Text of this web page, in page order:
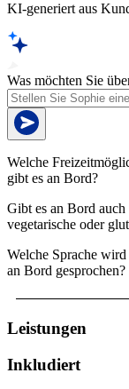
KI-generiert aus
Was möchten Sie
Welche
gibt es an Bord?
Gibt es an Bord auch
vegetarische oder
Welche Sprache wird
an Bord gesprochen?
Leistungen
Inkludiert